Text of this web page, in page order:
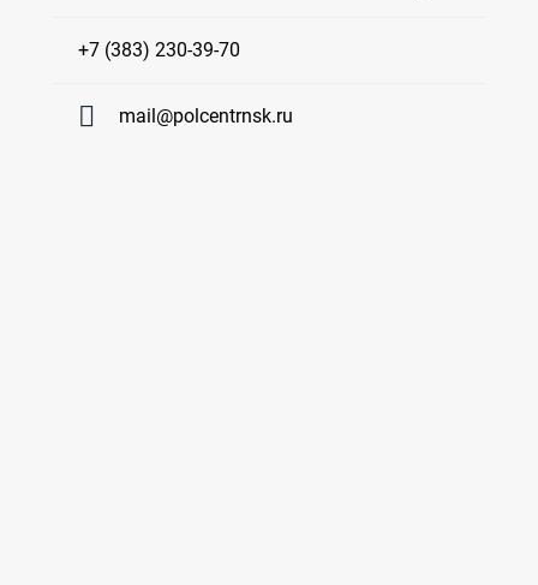
+7 (383) 230-39-70
mail@polcentrnsk.ru